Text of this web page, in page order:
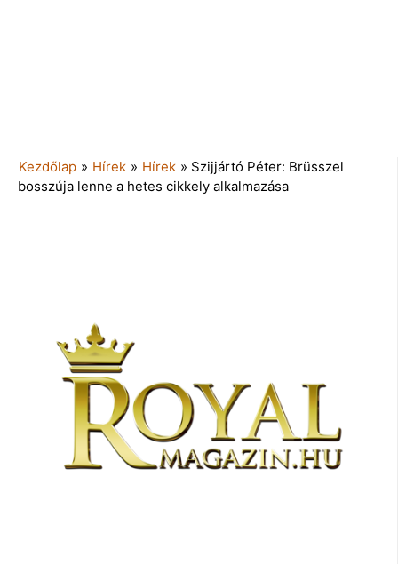
Kezdőlap » Hírek » Hírek » Szijjártó Péter: Brüsszel
bosszúja lenne a hetes cikkely alkalmazása